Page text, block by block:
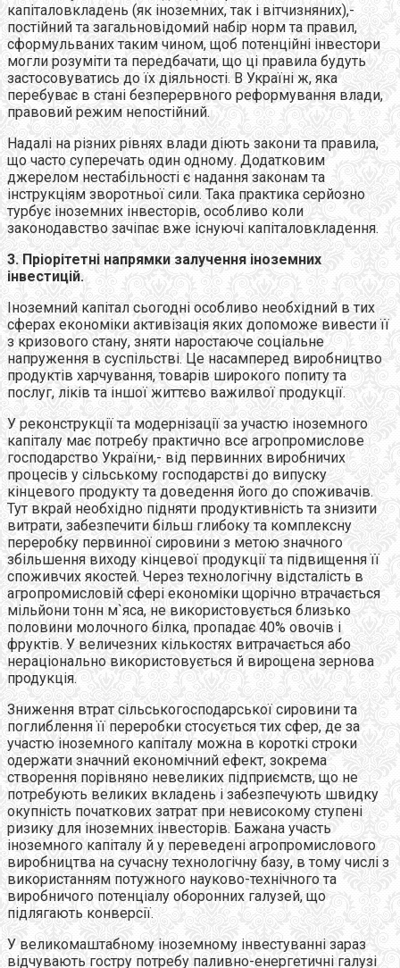
капіталовкладень (як іноземних, так і вітчизняних),-
постійний та загальновідомий набір норм та правил,
сформульваних таким чином, щоб потенційні інвестори
могли розуміти та передбачати, що ці правила будуть
застосовуватись до їх діяльності. В Україні ж, яка
перебуває в стані безперервного реформування влади,
правовий режим непостійний.
Надалі на різних рівнях влади діють закони та правила,
що часто суперечать один одному. Додатковим
джерелом нестабільності є надання законам та
інструкціям зворотньої сили. Така практика серйозно
турбує іноземних інвесторів, особливо коли
законодавство зачіпає вже існуючі капіталовкладення.
3. Пріорітетні напрямки залучення іноземних
інвестицій.
Іноземний капітал сьогодні особливо необхідний в тих
сферах економіки активізація яких допоможе вивести її
з кризового стану, зняти наростаюче соціальне
напруження в суспільстві. Це насамперед виробництво
продуктів харчування, товарів широкого попиту та
послуг, ліків та іншої життєво важилвої продукції.
У реконструкції та модернізації за участю іноземного
капіталу має потребу практично все агропромислове
господарство України,- від первинних виробничих
процесів у сільському господарстві до випуску
кінцевого продукту та доведення його до споживачів.
Тут вкрай необхідно підняти продуктивність та знизити
витрати, забезпечити більш глибоку та комплексну
переробку первинної сировини з метою значного
збільшення виходу кінцевої продукції та підвищення її
споживчих якостей. Через технологічну відсталість в
агропромисловій сфері економіки щорічно втрачається
мільйони тонн м`яса, не використовується близько
половини молочного білка, пропадає 40% овочів і
фруктів. У величезних кількостях витрачається або
нераціонально використовується й вирощена зернова
продукція.
Зниження втрат сільськогосподарської сировини та
поглиблення її переробки стосується тих сфер, де за
участю іноземного капіталу можна в короткі строки
одержати значний економічний ефект, зокрема
створення порівняно невеликих підприємств, що не
потребують великих вкладень і забезпечують швидку
окупність початкових затрат при невисокому ступені
ризику для іноземних інвесторів. Бажана участь
іноземного капіталу й у переведені агропромислового
виробництва на сучасну технологічну базу, в тому числі з
використанням потужного науково-технічного та
виробничого потенціалу оборонних галузей, що
підлягають конверсії.
У великомаштабному іноземному інвестуванні зараз
відчувають гостру потребу паливно-енергетичні галузі